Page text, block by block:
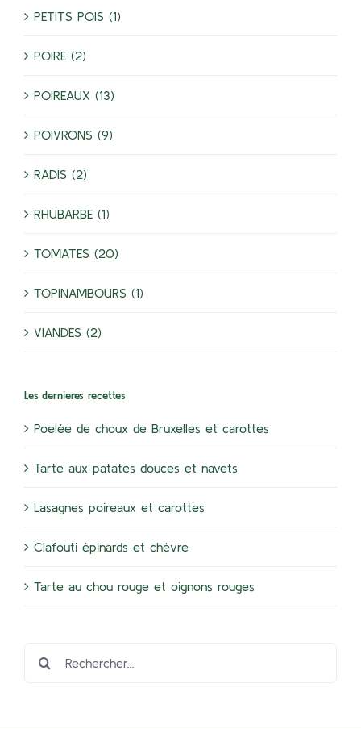
PETITS POIS (1)
POIRE (2)
POIREAUX (13)
POIVRONS (9)
RADIS (2)
RHUBARBE (1)
TOMATES (20)
TOPINAMBOURS (1)
VIANDES (2)
Les dernières recettes
Poelée de choux de Bruxelles et carottes
Tarte aux patates douces et navets
Lasagnes poireaux et carottes
Clafouti épinards et chèvre
Tarte au chou rouge et oignons rouges